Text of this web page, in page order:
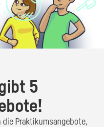
5
Praktikumsangebote,